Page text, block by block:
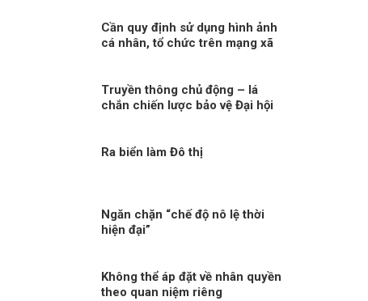
Cần quy định sử dụng hình ảnh
cá nhân, tổ chức trên mạng xã
Truyền thông chủ động – lá
chắn chiến lược bảo vệ Đại hội
Ra biển làm Đô thị
Ngăn chặn “chế độ nô lệ thời
hiện đại”
Không thể áp đặt về nhân quyền
theo quan niệm riêng